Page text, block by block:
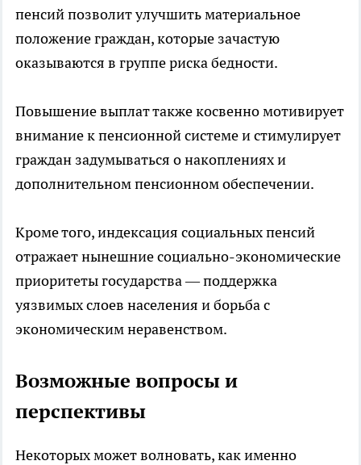
пенсий позволит улучшить материальное
положение граждан, которые зачастую
оказываются в группе риска бедности.
Повышение выплат также косвенно мотивирует
внимание к пенсионной системе и стимулирует
граждан задумываться о накоплениях и
дополнительном пенсионном обеспечении.
Кроме того, индексация социальных пенсий
отражает нынешние социально-экономические
приоритеты государства — поддержка
уязвимых слоев населения и борьба с
экономическим неравенством.
Возможные вопросы и
перспективы
Некоторых может волновать, как именно